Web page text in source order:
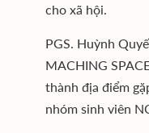
cho xã hội.
PGS. Huỳnh
MACHING
thành địa điểm
nhóm sinh viên